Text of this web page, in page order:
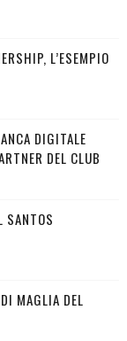
L’ESEMPIO
DIGITALE
DEL CLUB
SANTOS
MAGLIA DEL